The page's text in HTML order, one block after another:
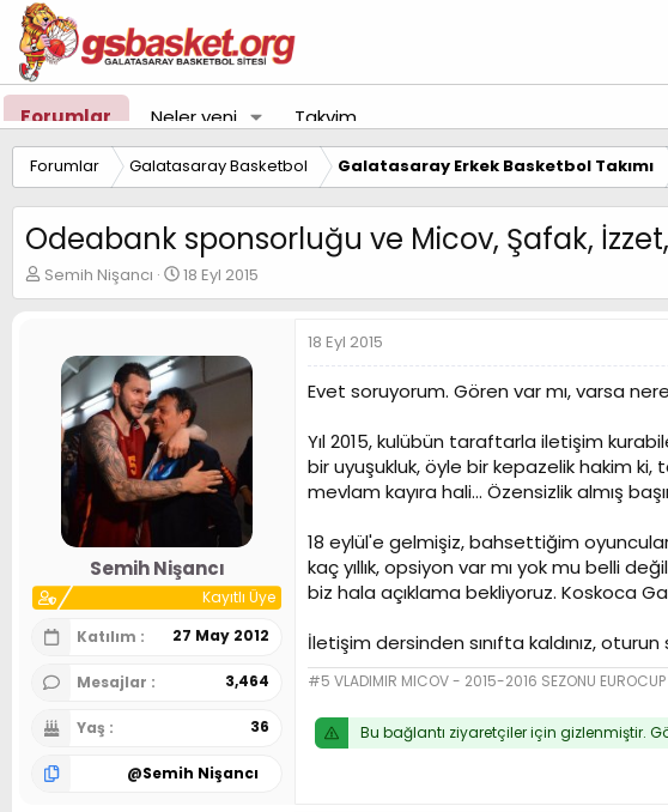
Forumlar Neler yeni Takvim
Forumlar Galatasaray Basketbol Galatasaray Erkek Basketbol Takımı
Odeabank sponsorluğu ve Micov, Şafak,
K
o
Semih Nişancı
B
a
a
n
g
ı
ç
t
a
h
i
18 Eyl 2015
Semih Nişancı
Kayıtlı Üye
Katılım
27 May 2012
Mesajlar 3,464
Yaş 36
@Semih Nişancı
18 Eyl 2015
Evet soruyorum. Gören var mı, varsa
Yıl 2015, kulübün taraftarla iletişim
bir uyuşukluk, öyle bir kepazelik hakim
mevlam kayıra hali... Özensizlik almış
18 eylül'e gelmişiz, bahsettiğim
kaç yıllık, opsiyon var mı yok mu belli
biz hala açıklama bekliyoruz. Koskoca
İletişim dersinden sınıfta kaldınız, oturun
#5 VLADIMIR MICOV - 2015-2016 SEZONU
Bu bağlantı ziyaretçiler için gizlenmiştir.